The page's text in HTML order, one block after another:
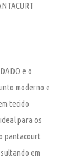
e o
moderno e
tecido
para os
pantacourt
em